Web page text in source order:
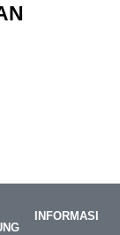
INFORMASI